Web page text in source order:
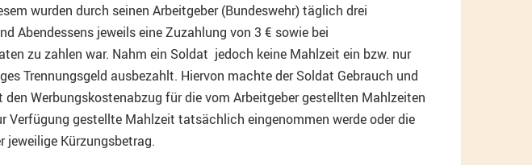
wurden durch seinen Arbeitgeber (Bundeswehr) täglich drei
Abendessens jeweils eine Zuzahlung von 3 € sowie bei
zu zahlen war. Nahm ein Soldat jedoch keine Mahlzeit ein bzw. nur
Trennungsgeld ausbezahlt. Hiervon machte der Soldat Gebrauch und
Werbungskostenabzug für die vom Arbeitgeber gestellten Mahlzeiten
gestellte Mahlzeit tatsächlich eingenommen werde oder die
jeweilige Kürzungsbetrag.